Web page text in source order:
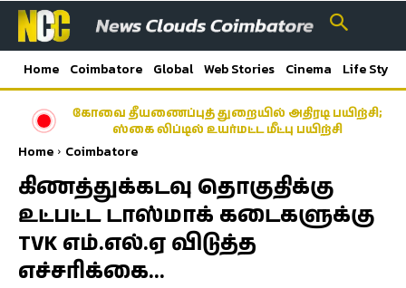
Home Coimbatore Global Web Stories Cinema Life Style
கோவை தீயணைப்புத் துறையில் அதிரடி பயிற்சி;
ஸ்கை லிப்டில் உயர்மட்ட மீட்பு பயிற்சி
Home Coimbatore
கிணத்துக்கடவு தொகுதிக்கு
உட்பட்ட டாஸ்மாக் கடைகளுக்கு
TVK எம்.எல்.ஏ விடுத்த
எச்சரிக்கை…